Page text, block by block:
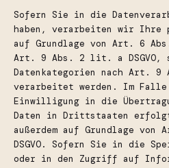
Sofern Sie in die
haben, verarbeiten wir Ihre
auf Grundlage von Art. 6
Art. 9 Abs. 2 lit. a DSGVO,
Datenkategorien nach Art. 9
verarbeitet werden. Im
Einwilligung in die
Daten in Drittstaaten
außerdem auf Grundlage
DSGVO. Sofern Sie in die
oder in den Zugriff auf